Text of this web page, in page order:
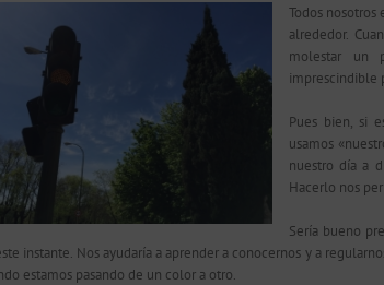
Todos nosotros
alrededor.
molestar un
imprescindible
Pues bien, si
usamos
nuestro día a
Hacerlo nos
Sería bueno
instante. Nos ayudaría a aprender a conocernos y a
estamos pasando de un color a otro.